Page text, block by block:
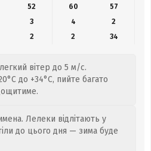
52 60 57
3 4
2
2 2 34
вітер до 5 м/с.
до +34°C, пийте багато
Лелеки відлітають у
до цього дня — зима буде